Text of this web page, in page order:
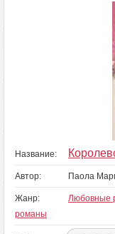
Название:
Автор: Паола
Жанр: Любовные
романы